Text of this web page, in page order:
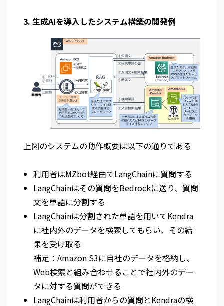
3. 生成AIを導入したシステム構築の開発例
上図のシステムの動作概要は以下の通りである
利用者はMZbot経由でLangChainに質問する
LangChainはその質問をBedrockに送り、質問
文を単語に分割する
LangChainは分割された単語を用いてKendra
に社内外のデータを検索してもらい、その結
果を受け取る
補足：Amazon S3に自社のデータを格納し、
Web検索と組み合わせることで社内外のデー
タに対する質問ができる
LangChainは利用者からの質問とKendraの検